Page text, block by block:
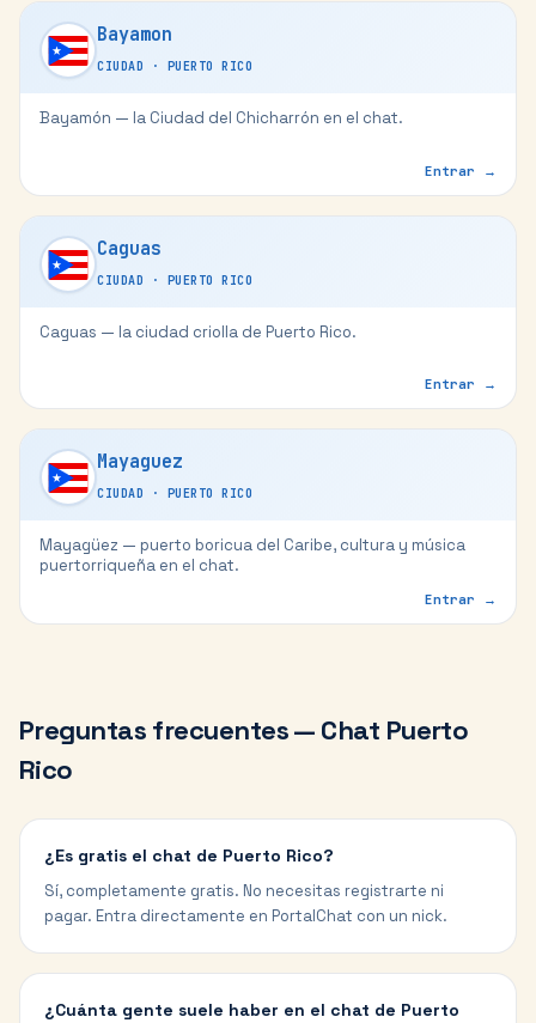
Bayamon
CIUDAD · PUERTO RICO
Bayamón — la Ciudad del Chicharrón en el chat.
Entrar →
Caguas
CIUDAD · PUERTO RICO
Caguas — la ciudad criolla de Puerto Rico.
Entrar →
Mayaguez
CIUDAD · PUERTO RICO
Mayagüez — puerto boricua del Caribe, cultura y música
puertorriqueña en el chat.
Entrar →
Preguntas frecuentes — Chat Puerto
Rico
¿Es gratis el chat de Puerto Rico?
Sí, completamente gratis. No necesitas registrarte ni
pagar. Entra directamente en PortalChat con un nick.
¿Cuánta gente suele haber en el chat de Puerto